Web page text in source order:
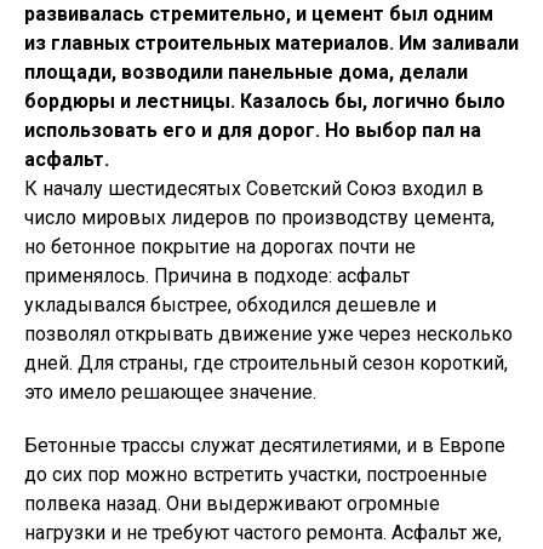
развивалась стремительно, и цемент был одним
из главных строительных материалов. Им заливали
площади, возводили панельные дома, делали
бордюры и лестницы. Казалось бы, логично было
использовать его и для дорог. Но выбор пал на
асфальт.
К началу шестидесятых Советский Союз входил в
число мировых лидеров по производству цемента,
но бетонное покрытие на дорогах почти не
применялось. Причина в подходе: асфальт
укладывался быстрее, обходился дешевле и
позволял открывать движение уже через несколько
дней. Для страны, где строительный сезон короткий,
это имело решающее значение.
Бетонные трассы служат десятилетиями, и в Европе
до сих пор можно встретить участки, построенные
полвека назад. Они выдерживают огромные
нагрузки и не требуют частого ремонта. Асфальт же,